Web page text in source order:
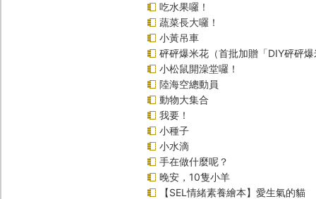
吃水果囉！
蔬菜長大囉！
小黃吊車
砰砰爆米花（首批加贈「DIY砰砰
小松鼠開澡堂囉！
陸海空總動員
動物大集合
我要！
小種子
小水滴
手在做什麼呢？
晚安，10隻小羊
【SEL情緒素養繪本】愛生氣的貓